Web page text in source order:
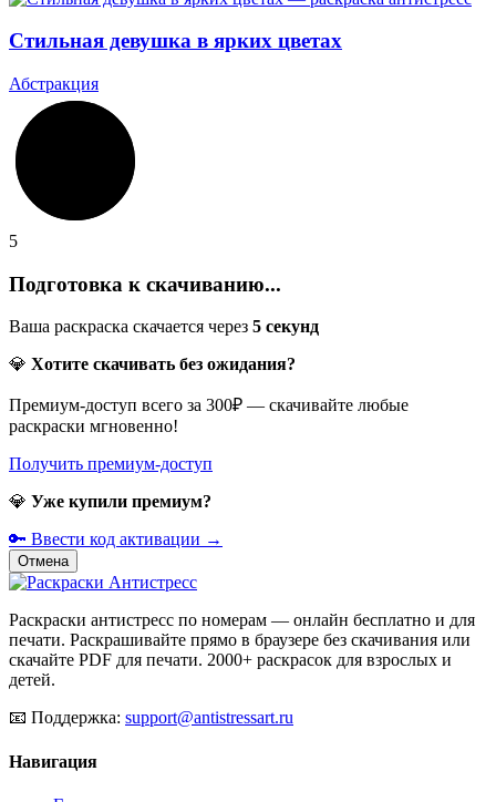
Стильная девушка в ярких цветах
Абстракция
5
Подготовка к скачиванию...
Ваша раскраска скачается через 5 секунд
💎 Хотите скачивать без ожидания?
Премиум-доступ всего за 300₽ — скачивайте любые
раскраски мгновенно!
Получить премиум-доступ
💎 Уже купили премиум?
🔑 Ввести код активации →
Отмена
Раскраски антистресс по номерам — онлайн бесплатно и для
печати. Раскрашивайте прямо в браузере без скачивания или
скачайте PDF для печати. 2000+ раскрасок для взрослых и
детей.
📧 Поддержка: support@antistressart.ru
Навигация